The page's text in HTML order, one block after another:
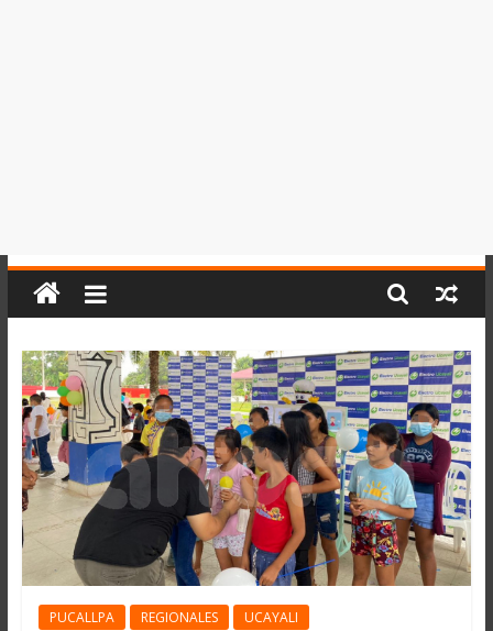
PUCALLPA REGIONALES UCAYALI